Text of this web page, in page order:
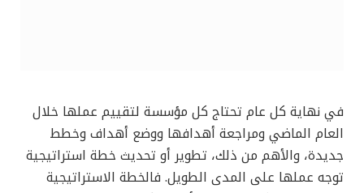
في نهاية كل عام تحتاج كل مؤسسة لتقييم عملها خلال
العام الماضي ومراجعة أهدافها ووضع أهداف وخطط
جديدة، والأهم من ذلك، تطوير أو تحديث خطة استراتيجية
توجه عملها على المدى الطويل. فالخطة الاستراتيجية